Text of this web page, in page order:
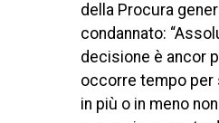
della Procura
condannato:
decisione è ancor
occorre tempo per
in più o in meno